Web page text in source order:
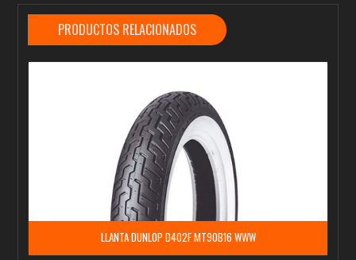
PRODUCTOS RELACIONADOS
LLANTA DUNLOP D402F MT90B16 WWW